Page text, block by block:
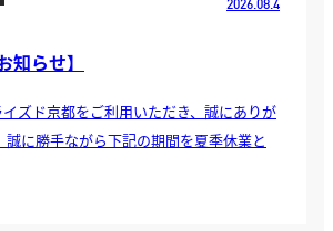
2026.08.4
知らせ】
ズド京都をご利用いただき、誠にありが
誠に勝手ながら下記の期間を夏季休業と